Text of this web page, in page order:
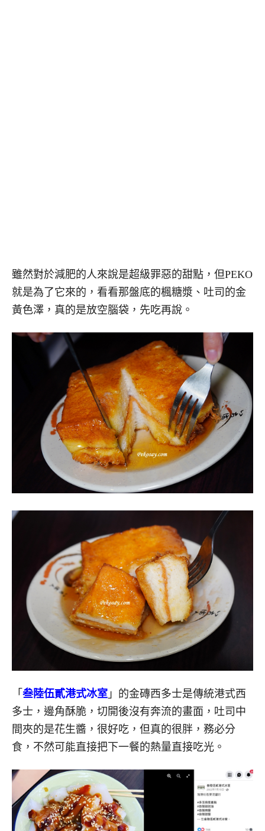
雖然對於減肥的人來說是超級罪惡的甜點，但PEKO
就是為了它來的，看看那盤底的楓糖漿、吐司的金
黃色澤，真的是放空腦袋，先吃再說。
「 叁陸伍貳港式冰室 」的金磚西多士是傳統港式西
多士，邊角酥脆，切開後沒有奔流的畫面，吐司中
間夾的是花生醬，很好吃，但真的很胖，務必分
食，不然可能直接把下一餐的熱量直接吃光。